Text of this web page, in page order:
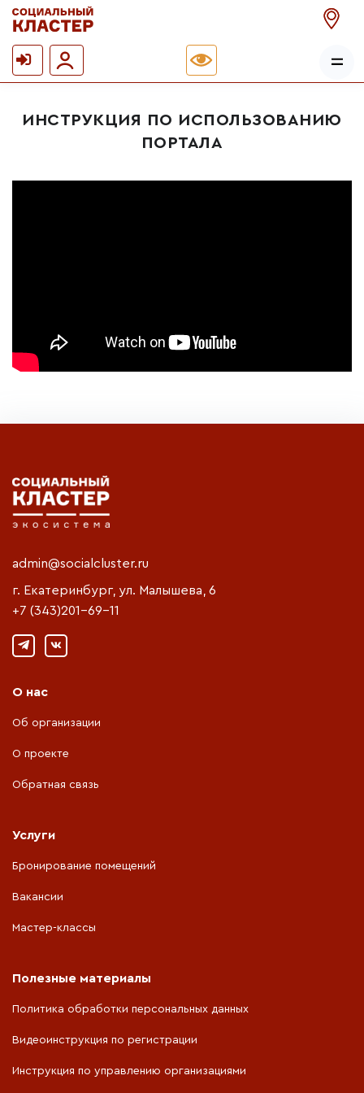
ИНСТРУКЦИЯ ПО ИСПОЛЬЗОВАНИЮ
ПОРТАЛА
admin@socialcluster.ru
г. Екатеринбург, ул. Малышева, 6
+7 (343)201-69-11
О нас
Об организации
О проекте
Обратная связь
Услуги
Бронирование помещений
Вакансии
Мастер-классы
Полезные материалы
Политика обработки персональных данных
Видеоинструкция по регистрации
Инструкция по управлению организациями